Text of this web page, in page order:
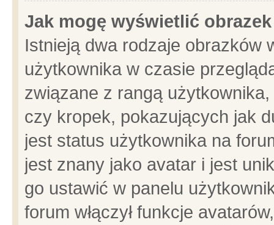
Jak mogę wyświetlić
Istnieją dwa rodzaje obrazków
użytkownika w czasie
związane z rangą
czy kropek, pokazujących jak
jest status użytkownika na
jest znany jako avatar i jest
go ustawić w panelu
forum włączył funkcje